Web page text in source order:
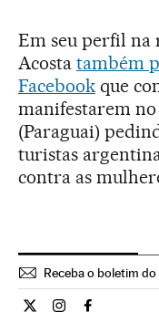
Em seu perfil na
Acosta também
Facebookque
manifestarem no
(Paraguai)
turistas
contra as
Receba o boletim